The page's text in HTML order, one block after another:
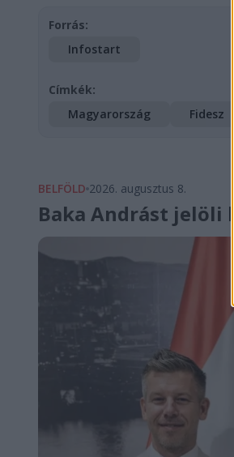
Forrás:
Infostart
Címkék:
Magyarország
Fidesz
BELFÖLD 2026. augusztus 8.
Baka Andrást jelöli